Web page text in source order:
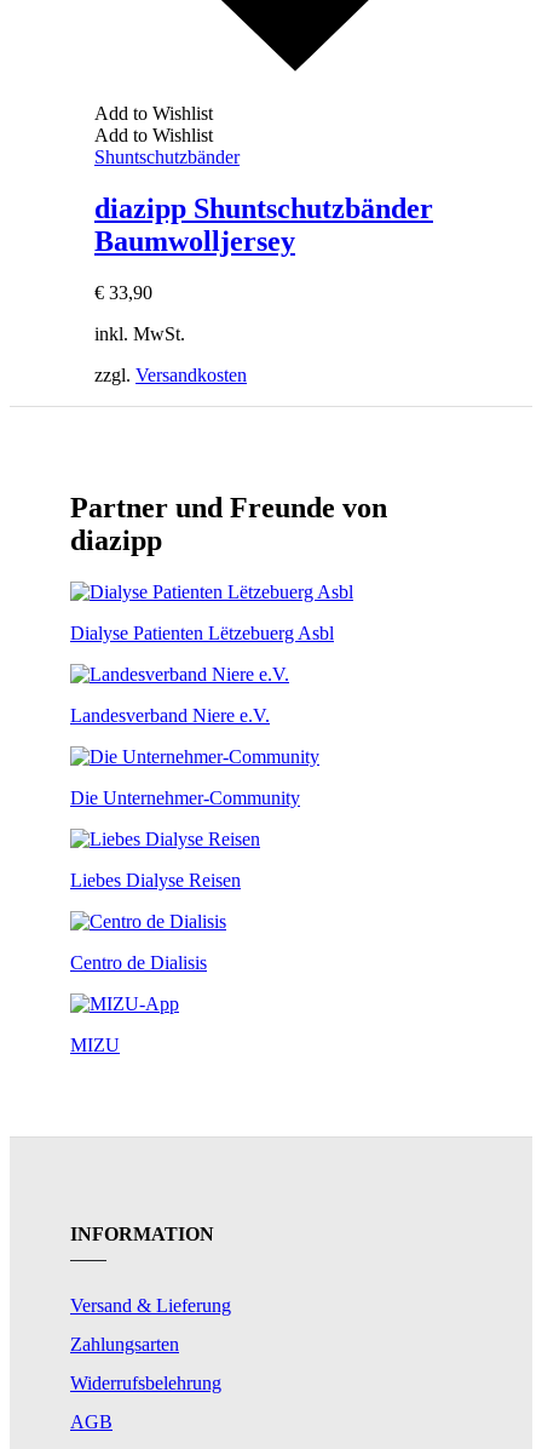
Add to Wishlist
Add to Wishlist
Shuntschutzbänder
diazipp Shuntschutzbänder
Baumwolljersey
€ 33,90
inkl. MwSt.
zzgl. Versandkosten
Partner und Freunde von
diazipp
Dialyse Patienten Lëtzebuerg Asbl
Landesverband Niere e.V.
Die Unternehmer-Community
Liebes Dialyse Reisen
Centro de Dialisis
MIZU
INFORMATION
Versand & Lieferung
Zahlungsarten
Widerrufsbelehrung
AGB